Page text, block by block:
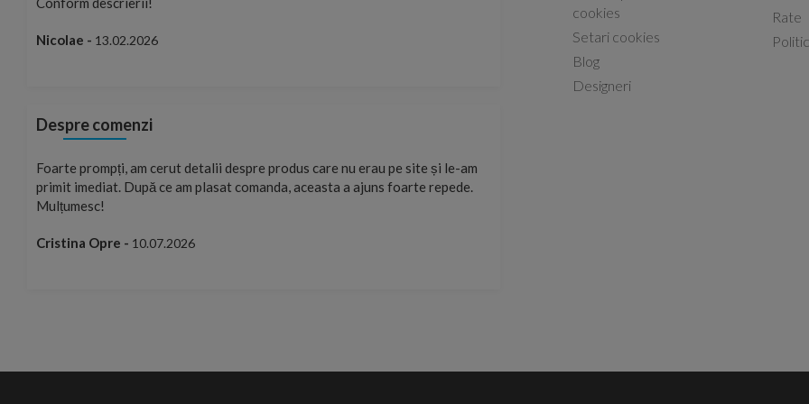
Nicolae - 13.02.2026 08.02.2026 Capac WC Grohe Bau Ceramic
Despre comenzi
Foarte prompți, am cerut detalii despre produs care nu erau pe site și le-am
primit imediat. După ce am plasat comanda, aceasta a ajuns foarte repede.
Mulțumesc!
Cristina Opre - 10.07.2026
cookies
Setari cookies
Blog
Designeri
Rate